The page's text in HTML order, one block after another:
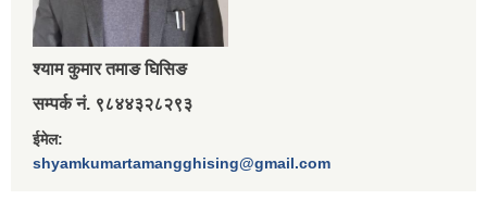
श्‍याम कुमार तमाङ घिसिङ
सम्पर्क नं. ९८४४३२८२९३
ईमेल:
shyamkumartamangghising@gmail.com